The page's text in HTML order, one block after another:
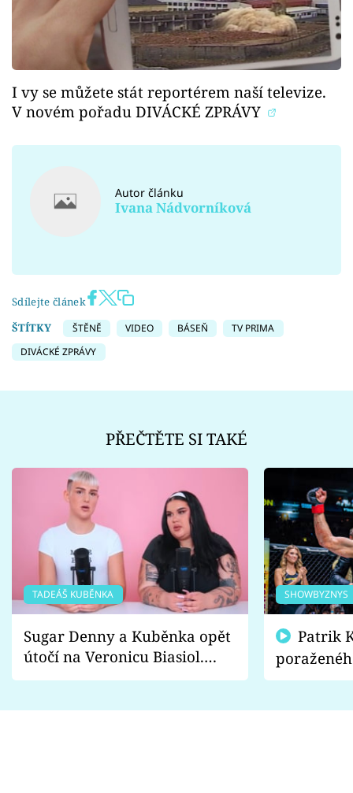
I vy se můžete stát reportérem naší televize.
V novém pořadu DIVÁCKÉ ZPRÁVY
Autor článku
Ivana Nádvorníková
Sdílejte článek
ŠTÍTKY
ŠTĚNĚ VIDEO BÁSEŇ
TV PRIMA
DIVÁCKÉ ZPRÁVY
PŘEČTĚTE SI TAKÉ
TADEÁŠ KUBĚNKA
Sugar Denny a Kuběnka opět
útočí na Veronicu Biasiol.
Proč je podle nich falešná a
SHOWBYZNYS
fanoušci